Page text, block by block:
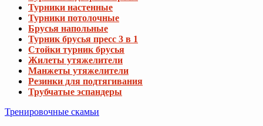
Турники настенные
Турники потолочные
Брусья напольные
Турник брусья пресс 3 в 1
Стойки турник брусья
Жилеты утяжелители
Манжеты утяжелители
Резинки для подтягивания
Трубчатые эспандеры
Тренировочные скамьи